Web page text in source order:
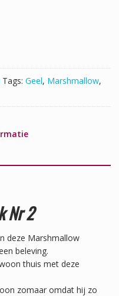
Tags: Geel, Marshmallow,
Nr 2
deze Marshmallow
beleving.
thuis met deze
zomaar omdat hij zo